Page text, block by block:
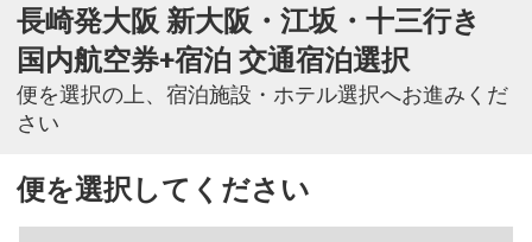
長崎発大阪 新大阪・江坂・十三行き
国内航空券+宿泊 交通宿泊選択
便を選択の上、宿泊施設・ホテル選択へお進みくだ
さい
便を選択してください